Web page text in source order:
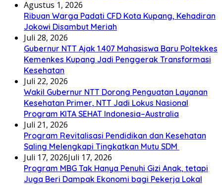
Agustus 1, 2026
Ribuan Warga Padati CFD Kota Kupang, Kehadiran
Jokowi Disambut Meriah
Juli 28, 2026
Gubernur NTT Ajak 1.407 Mahasiswa Baru Poltekkes
Kemenkes Kupang Jadi Penggerak Transformasi
Kesehatan
Juli 22, 2026
Wakil Gubernur NTT Dorong Penguatan Layanan
Kesehatan Primer, NTT Jadi Lokus Nasional
Program KITA SEHAT Indonesia–Australia
Juli 21, 2026
Program Revitalisasi Pendidikan dan Kesehatan
Saling Melengkapi Tingkatkan Mutu SDM
Juli 17, 2026Juli 17, 2026
Program MBG Tak Hanya Penuhi Gizi Anak, tetapi
Juga Beri Dampak Ekonomi bagi Pekerja Lokal